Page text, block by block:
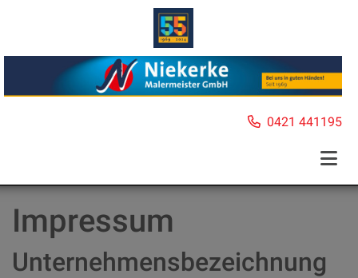
0421 441195
Impressum
Unternehmensbezeichnung